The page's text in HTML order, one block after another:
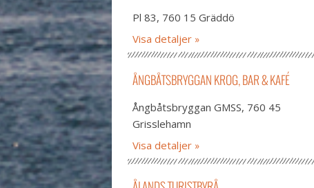
Pl 83, 760 15 Gräddö
Visa detaljer
ÅNGBÅTSBRYGGAN KROG, BAR & KAFÉ
Ångbåtsbryggan GMSS, 760 45
Grisslehamn
Visa detaljer